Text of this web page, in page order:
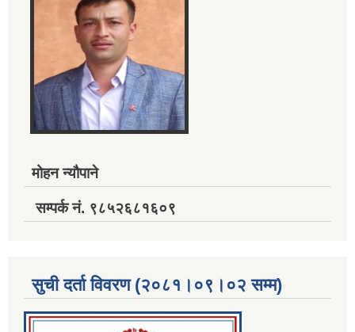
मोहन न्यौपाने
सम्पर्क नं. ९८५२६८१६०९
सुची दर्ता विवरण (२०८१।०९।०२ सम्म)